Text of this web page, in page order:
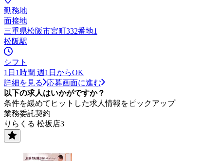
勤務地
面接地
三重県松阪市宮町332番地1
松阪駅
シフト
1日1時間 週1日からOK
詳細を見る
応募画面に進む
以下の求人はいかがですか？
条件を緩めてヒットした求人情報をピックアップ
業務委託契約
りらくる 松坂店3